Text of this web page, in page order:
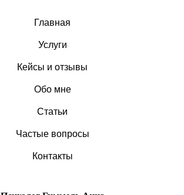
Главная
Услуги
Кейсы и отзывы
Обо мне
Статьи
Частые вопросы
Контакты